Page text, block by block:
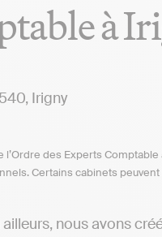
à
Irigny
des Experts Comptable
Certains cabinets
nous avons